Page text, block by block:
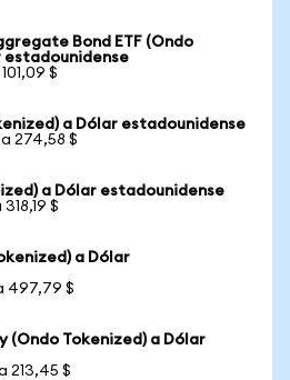
Bond ETF (Ondo
estadounidense
$
a Dólar estadounidense
274,58 $
a Dólar estadounidense
$
a Dólar
497,79 $
(Ondo Tokenized) a Dólar
213,45 $